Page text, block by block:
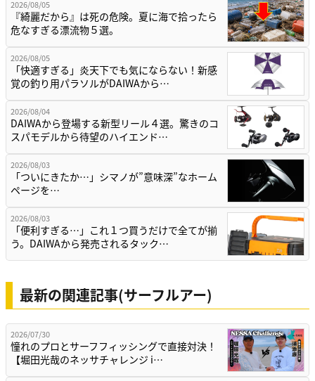
2026/08/05
『綺麗だから』は死の危険。夏に海で拾ったら
危なすぎる漂流物５選。
2026/08/05
「快適すぎる」炎天下でも気にならない！新感
覚の釣り用パラソルがDAIWAから…
2026/08/04
DAIWAから登場する新型リール４選。驚きのコ
スパモデルから待望のハイエンド…
2026/08/03
「ついにきたか…」シマノが”意味深”なホーム
ページを…
2026/08/03
「便利すぎる…」これ１つ買うだけで全てが揃
う。DAIWAから発売されるタック…
最新の関連記事(サーフルアー)
2026/07/30
憧れのプロとサーフフィッシングで直接対決！
【堀田光哉のネッサチャレンジ i…